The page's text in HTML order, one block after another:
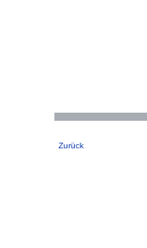
Zurück